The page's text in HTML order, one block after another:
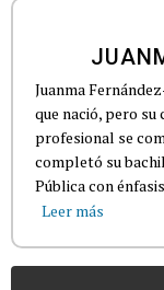
Juanma
que nació, pero
profesional se
completó su
Pública con
Leer más